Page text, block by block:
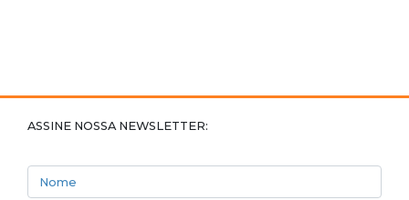
ASSINE NOSSA NEWSLETTER: